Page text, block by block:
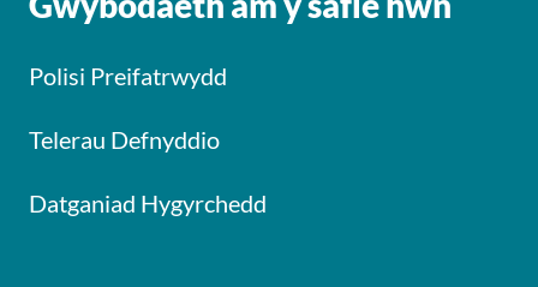
Polisi Preifatrwydd
Telerau Defnyddio
Datganiad Hygyrchedd